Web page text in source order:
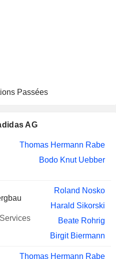
Fumbi Chima
Dany Paradis
Mathias Döpfner
Passées
AG
Thomas Hermann Rabe
Bodo Knut Uebber
Roland Nosko
Harald Sikorski
Beate Rohrig
Birgit Biermann
Thomas Hermann Rabe